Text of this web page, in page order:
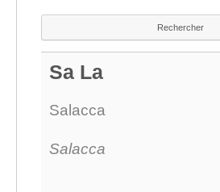
Sa La
Salacca
Salacca